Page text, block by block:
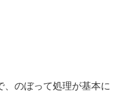
、のぼって処理が基本に